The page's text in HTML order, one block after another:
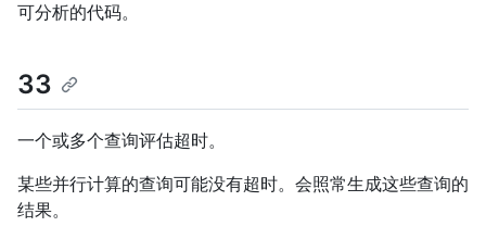
可分析的代码。
33
一个或多个查询评估超时。
某些并行计算的查询可能没有超时。会照常生成这些查询的
结果。